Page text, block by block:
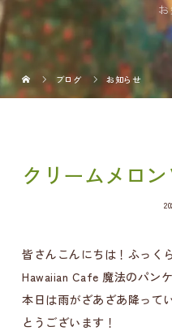
ブログ お知らせ
クリームメロ
皆さんこんにちは！ふっく
Hawaiian Cafe 魔法のパン
本日は雨がざあざあ降って
とうございます！